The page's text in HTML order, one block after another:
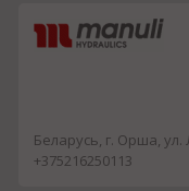
Беларусь, г. Орша,
+375216250113